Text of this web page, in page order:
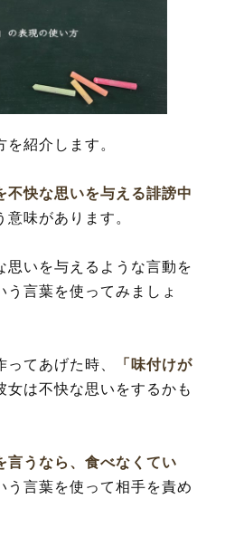
紹介します。
不快な思いを与える誹謗中
意味があります。
思いを与えるような言動を
う言葉を使ってみましょ
てあげた時、
「味付けが
女は不快な思いをするかも
言うなら、食べなくてい
う言葉を使って相手を責め